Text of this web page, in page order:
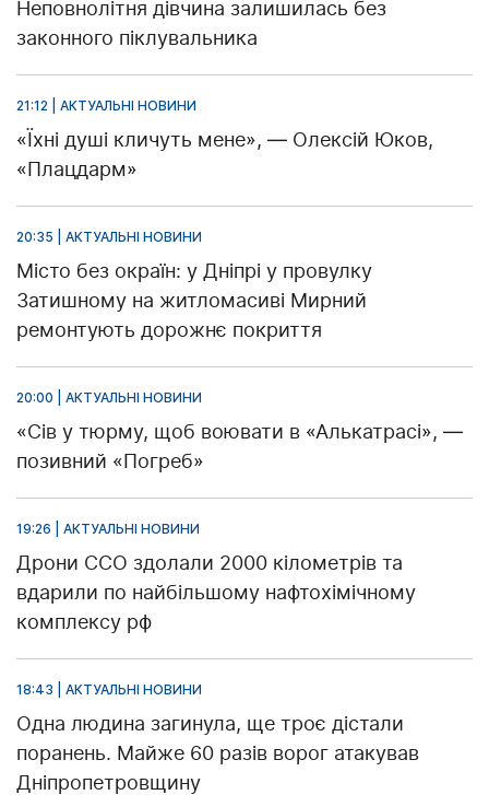
Неповнолітня дівчина залишилась без
законного піклувальника
21:12 | АКТУАЛЬНІ НОВИНИ
«Їхні душі кличуть мене», — Олексій Юков,
«Плацдарм»
20:35 | АКТУАЛЬНІ НОВИНИ
Місто без окраїн: у Дніпрі у провулку
Затишному на житломасиві Мирний
ремонтують дорожнє покриття
20:00 | АКТУАЛЬНІ НОВИНИ
«Сів у тюрму, щоб воювати в «Алькатрасі», —
позивний «Погреб»
19:26 | АКТУАЛЬНІ НОВИНИ
Дрони ССО здолали 2000 кілометрів та
вдарили по найбільшому нафтохімічному
комплексу рф
18:43 | АКТУАЛЬНІ НОВИНИ
Одна людина загинула, ще троє дістали
поранень. Майже 60 разів ворог атакував
Дніпропетровщину